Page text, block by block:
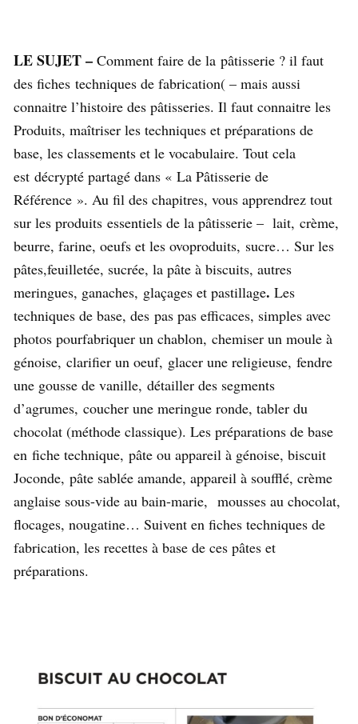
LE SUJET – Comment faire de la pâtisserie ? il faut
des fiches techniques de fabrication( – mais aussi
connaitre l’histoire des pâtisseries. Il faut connaitre les
Produits, maîtriser les techniques et préparations de
base, les classements et le vocabulaire. Tout cela
est décrypté partagé dans « La Pâtisserie de
Référence ». Au fil des chapitres, vous apprendrez tout
sur les produits essentiels de la pâtisserie – lait, crème,
beurre, farine, oeufs et les ovoproduits, sucre… Sur les
pâtes,feuilletée, sucrée, la pâte à biscuits, autres
meringues, ganaches, glaçages et pastillage. Les
techniques de base, des pas pas efficaces, simples avec
photos pourfabriquer un chablon, chemiser un moule à
génoise, clarifier un oeuf, glacer une religieuse, fendre
une gousse de vanille, détailler des segments
d’agrumes, coucher une meringue ronde, tabler du
chocolat (méthode classique). Les préparations de base
en fiche technique, pâte ou appareil à génoise, biscuit
Joconde, pâte sablée amande, appareil à soufflé, crème
anglaise sous-vide au bain-marie, mousses au chocolat,
flocages, nougatine… Suivent en fiches techniques de
fabrication, les recettes à base de ces pâtes et
préparations.